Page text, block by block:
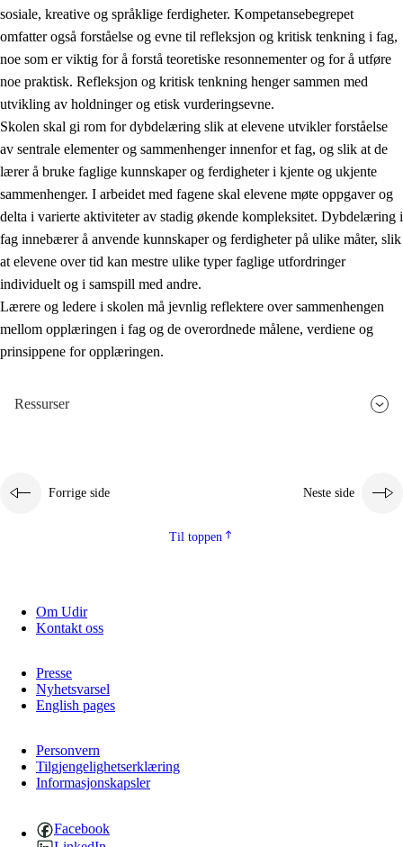
sosiale, kreative og språklige ferdigheter. Kompetansebegrepet
omfatter også forståelse og evne til refleksjon og kritisk tenkning i fag,
noe som er viktig for å forstå teoretiske resonnementer og for å utføre
noe praktisk. Refleksjon og kritisk tenkning henger sammen med
utvikling av holdninger og etisk vurderingsevne.
Skolen skal gi rom for dybdelæring slik at elevene utvikler forståelse
av sentrale elementer og sammenhenger innenfor et fag, og slik at de
lærer å bruke faglige kunnskaper og ferdigheter i kjente og ukjente
sammenhenger. I arbeidet med fagene skal elevene møte oppgaver og
delta i varierte aktiviteter av stadig økende kompleksitet. Dybdelæring i
fag innebærer å anvende kunnskaper og ferdigheter på ulike måter, slik
at elevene over tid kan mestre ulike typer faglige utfordringer
individuelt og i samspill med andre.
Lærere og ledere i skolen må jevnlig reflektere over sammenhengen
mellom opplæringen i fag og de overordnede målene, verdiene og
prinsippene for opplæringen.
Ressurser
Forrige side Neste side
Til toppen
Om Udir
Kontakt oss
Presse
Nyhetsvarsel
English pages
Personvern
Tilgjengelighetserklæring
Informasjonskapsler
Facebook